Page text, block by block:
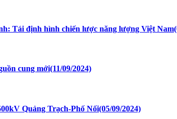
Tái định hình chiến lược năng lượng Việt Nam
cung mới(11/09/2024)
Quảng Trạch-Phố Nối(05/09/2024)